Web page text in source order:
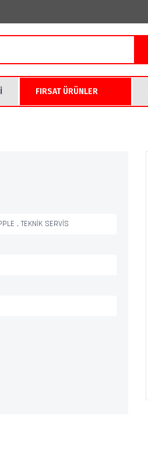
FIRSAT ÜRÜNLER
,TEKNİK SERVİS